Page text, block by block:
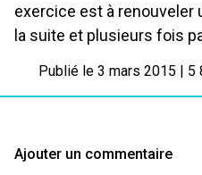
exercice est à renouveler
la suite et plusieurs fois
Publié le 3 mars 2015 | 5
Ajouter un commentaire